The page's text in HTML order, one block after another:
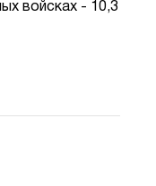
войсках - 10,3